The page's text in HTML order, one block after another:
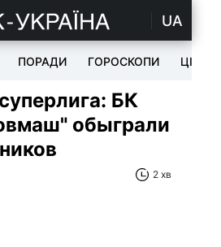
UA
ПОРАДИ ГОРОСКОПИ ЦІКАВЕ
БК
обыграли
2 хв